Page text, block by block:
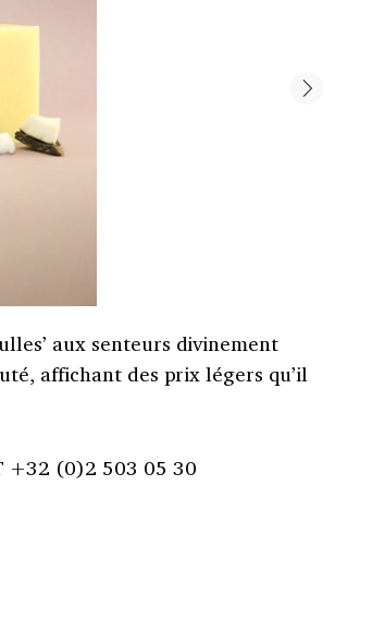
aux senteurs divinement
affichant des prix légers qu’il
+32 (0)2 503 05 30